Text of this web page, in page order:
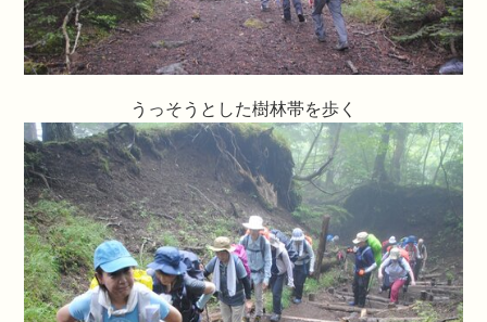
うっそうとした樹林帯を歩く